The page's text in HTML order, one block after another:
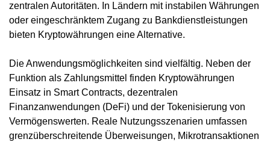
zentralen Autoritäten. In Ländern mit instabilen Währungen
oder eingeschränktem Zugang zu Bankdienstleistungen
bieten Kryptowährungen eine Alternative.
Die Anwendungsmöglichkeiten sind vielfältig. Neben der
Funktion als Zahlungsmittel finden Kryptowährungen
Einsatz in Smart Contracts, dezentralen
Finanzanwendungen (DeFi) und der Tokenisierung von
Vermögenswerten. Reale Nutzungsszenarien umfassen
grenzüberschreitende Überweisungen, Mikrotransaktionen